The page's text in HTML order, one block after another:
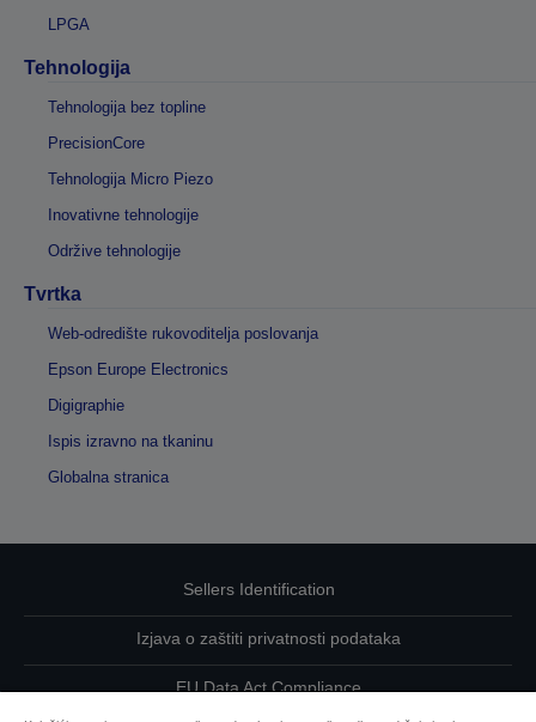
LPGA
Tehnologija
Tehnologija bez topline
PrecisionCore
Tehnologija Micro Piezo
Inovativne tehnologije
Održive tehnologije
Tvrtka
Web-odredište rukovoditelja poslovanja
Epson Europe Electronics
Digigraphie
Ispis izravno na tkaninu
Globalna stranica
Sellers Identification
Izjava o zaštiti privatnosti podataka
EU Data Act Compliance